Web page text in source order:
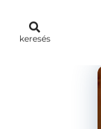
keresés